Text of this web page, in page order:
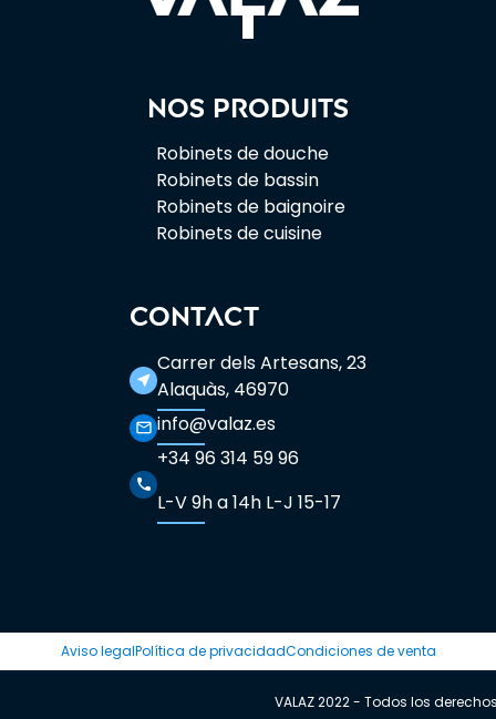
Nos produits
Robinets de douche
Robinets de bassin
Robinets de baignoire
Robinets de cuisine
CONTACT
near_me
Carrer dels Artesans, 23
Alaquàs, 46970
mail_outline info@valaz.es
phone
+34 96 314 59 96
L-V 9h a 14h L-J 15-17
Aviso legalPolítica de privacidadCondiciones de venta
VALAZ 2022 - Todos los